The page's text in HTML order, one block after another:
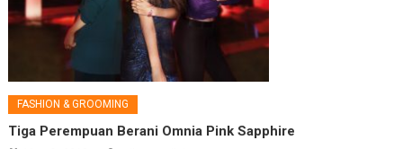
FASHION & GROOMING
Tiga Perempuan Berani Omnia Pink Sapphire